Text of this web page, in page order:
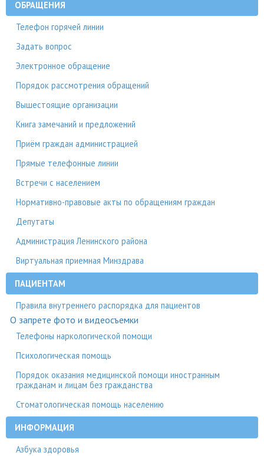
ОБРАЩЕНИЯ
Телефон горячей линии
Задать вопрос
Электронное обращение
Порядок рассмотрения обращений
Вышестоящие организации
Книга замечаний и предложений
Приём граждан администрацией
Прямые телефонные линии
Встречи с населением
Нормативно-правовые акты по обращениям граждан
Депутаты
Администрация Ленинского района
Виртуальная приемная Минздрава
ПАЦИЕНТАМ
Правила внутреннего распорядка для пациентов
О запрете фото и видеосъемки
Телефоны наркологической помощи
Психологическая помощь
Порядок оказания медицинской помощи иностранным
гражданам и лицам без гражданства
Стоматологическая помощь населению
ИНФОРМАЦИЯ
Азбука здоровья